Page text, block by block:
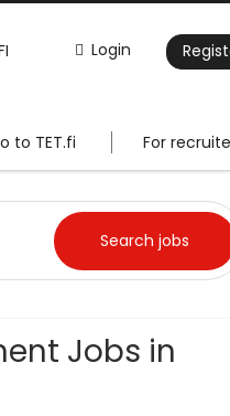
Login
to TET.fi For
Jobs in